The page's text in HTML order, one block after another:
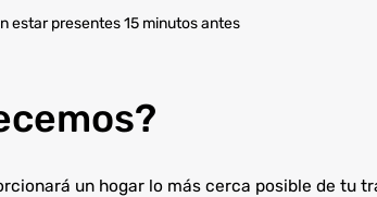
estar presentes 15 minutos antes
un hogar lo más cerca posible de tu